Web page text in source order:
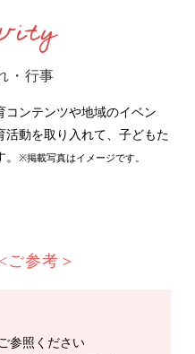
・行事
コンテンツや地域のイベン
活動を取り入れて、子どもた
※掲載写真はイメージです。
ご参考＞
参照ください